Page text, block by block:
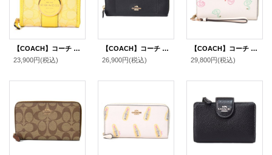
【COACH】コーチ ジャガード ペブルレザー シグネチャー デンプシー ロゴ スモール ジップ アラウンド ウォレット 二つ折り 財布 レトロイエロー〔日本未発売〕
23,900円(税込)
【COACH】コーチ ラグジュアリー クロスグレーン レザー アコーディオン ジップ アラウンド 長財布 ブラック2（日本未発売）
26,900円(税込)
【COACH】コーチ PVC レザー スワン 白鳥 ハクチョウ リストレット ロング ジップ アラウンド 長財布 チャークマルチ（日本未発売）
29,800円(税込)